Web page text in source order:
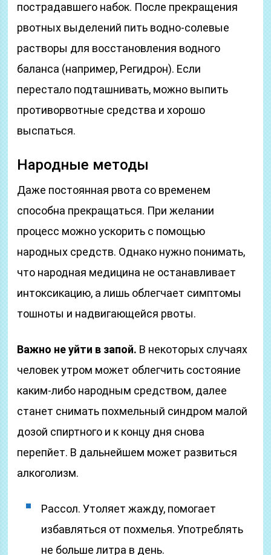
пострадавшего набок. После прекращения
рвотных выделений пить водно-солевые
растворы для восстановления водного
баланса (например, Регидрон). Если
перестало подташнивать, можно выпить
противорвотные средства и хорошо
выспаться.
Народные методы
Даже постоянная рвота со временем
способна прекращаться. При желании
процесс можно ускорить с помощью
народных средств. Однако нужно понимать,
что народная медицина не останавливает
интоксикацию, а лишь облегчает симптомы
тошноты и надвигающейся рвоты.
Важно не уйти в запой. В некоторых случаях
человек утром может облегчить состояние
каким-либо народным средством, далее
станет снимать похмельный синдром малой
дозой спиртного и к концу дня снова
перепйет. В дальнейшем может развиться
алкоголизм.
Рассол. Утоляет жажду, помогает
избавляться от похмелья. Употреблять
не больше литра в день.